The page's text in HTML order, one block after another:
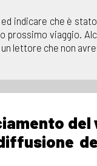
indicare che è
prossimo viaggio.
lettore che non
del